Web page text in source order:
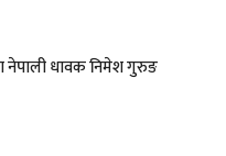
नेपाली धावक निमेश गुरुङ